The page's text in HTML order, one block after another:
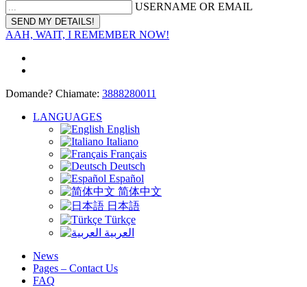
USERNAME OR EMAIL
AAH, WAIT, I REMEMBER NOW!
Domande? Chiamate: 3888280011
LANGUAGES
English
Italiano
Français
Deutsch
Español
简体中文
日本語
Türkçe
العربية
News
Pages – Contact Us
FAQ